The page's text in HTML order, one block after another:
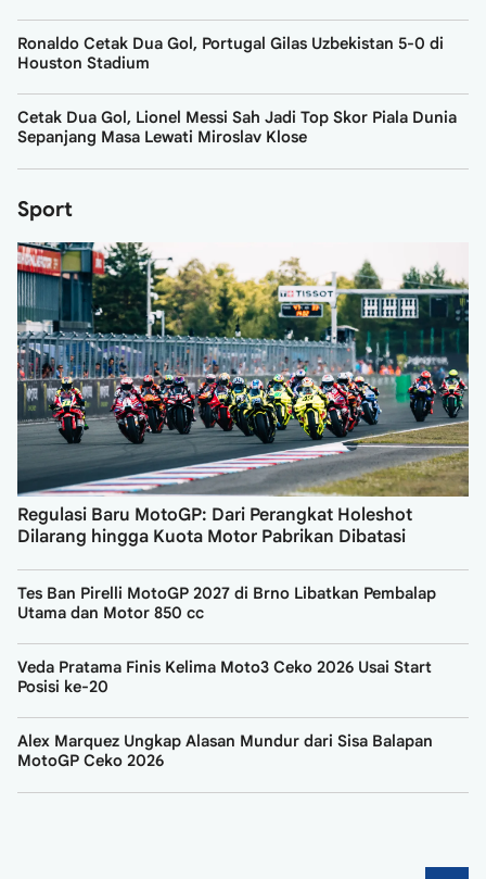
Ronaldo Cetak Dua Gol, Portugal Gilas Uzbekistan 5-0 di
Houston Stadium
Cetak Dua Gol, Lionel Messi Sah Jadi Top Skor Piala Dunia
Sepanjang Masa Lewati Miroslav Klose
Sport
Regulasi Baru MotoGP: Dari Perangkat Holeshot
Dilarang hingga Kuota Motor Pabrikan Dibatasi
Tes Ban Pirelli MotoGP 2027 di Brno Libatkan Pembalap
Utama dan Motor 850 cc
Veda Pratama Finis Kelima Moto3 Ceko 2026 Usai Start
Posisi ke-20
Alex Marquez Ungkap Alasan Mundur dari Sisa Balapan
MotoGP Ceko 2026